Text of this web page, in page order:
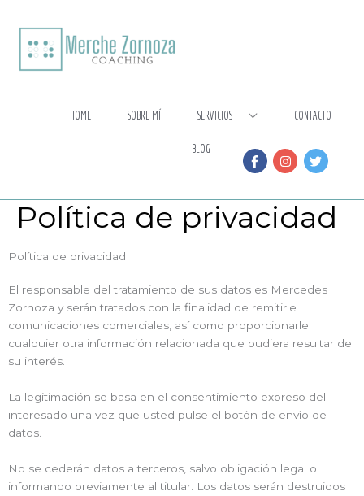
contenido
HOME SOBRE MÍ SERVICIOS CONTACTO
BLOG
Política de privacidad
Política de privacidad
El responsable del tratamiento de sus datos es Mercedes
Zornoza y serán tratados con la finalidad de remitirle
comunicaciones comerciales, así como proporcionarle
cualquier otra información relacionada que pudiera resultar de
su interés.
La legitimación se basa en el consentimiento expreso del
interesado una vez que usted pulse el botón de envío de
datos.
No se cederán datos a terceros, salvo obligación legal o
informando previamente al titular. Los datos serán destruidos